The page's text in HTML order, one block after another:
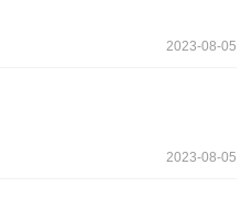
2023-08-05
2023-08-05